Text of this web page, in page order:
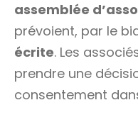
assemblée
prévoient, par le
écrite. Les
prendre une
consentement